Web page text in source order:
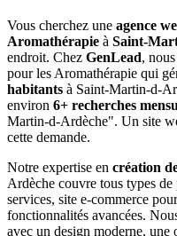
Vous cherchez une agence
Aromathérapie à Saint-
endroit. Chez GenLead,
pour les Aromathérapie qui
habitants à Saint-Martin-d-
environ 6+ recherches
Martin-d-Ardèche". Un site
cette demande.
Notre expertise en création
Ardèche couvre tous types
services, site e-commerce
fonctionnalités avancées.
avec un design moderne,